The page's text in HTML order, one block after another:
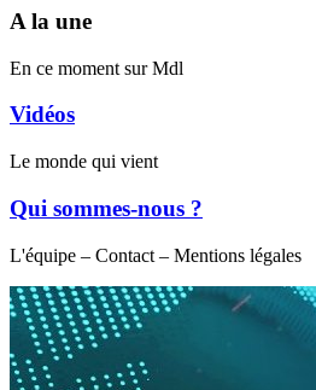
A la une
En ce moment sur Mdl
Vidéos
Le monde qui vient
Qui sommes-nous ?
L'équipe – Contact – Mentions légales